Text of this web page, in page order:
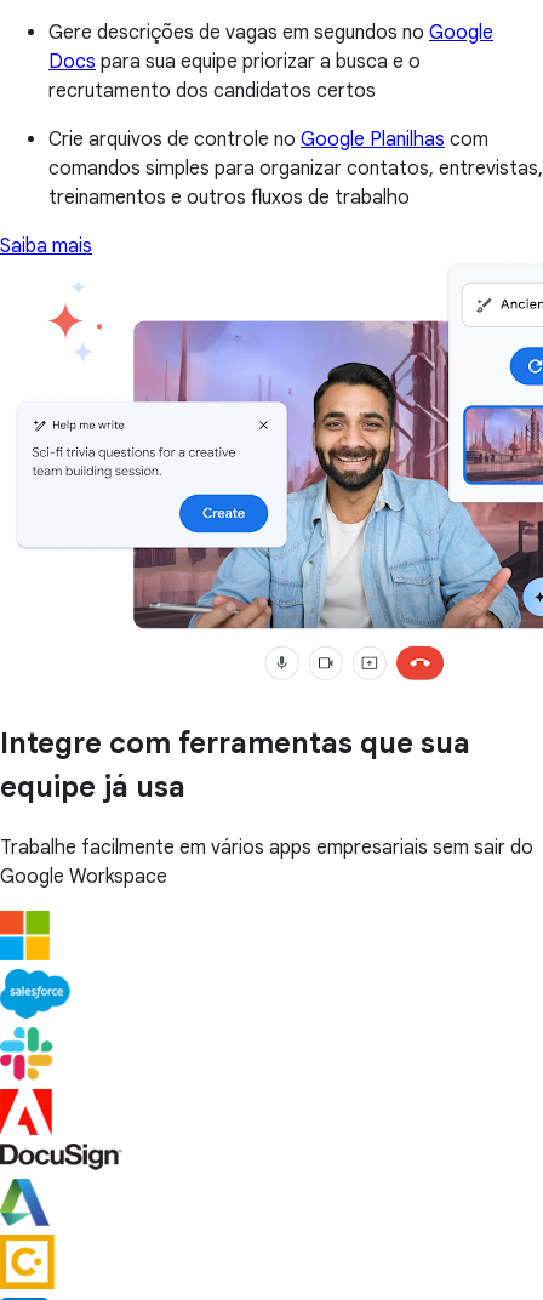
Gere descrições de vagas em segundos no Google
Docs para sua equipe priorizar a busca e o
recrutamento dos candidatos certos
Crie arquivos de controle no Google Planilhas com
comandos simples para organizar contatos, entrevistas,
treinamentos e outros fluxos de trabalho
Saiba mais
Integre com ferramentas que sua
equipe já usa
Trabalhe facilmente em vários apps empresariais sem sair do
Google Workspace